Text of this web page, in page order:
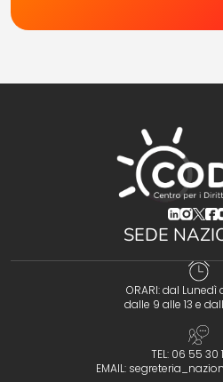
SEDE
ORARI: dal Lunedì
dalle 9 alle 13 e
TEL: 06 55 30
EMAIL: